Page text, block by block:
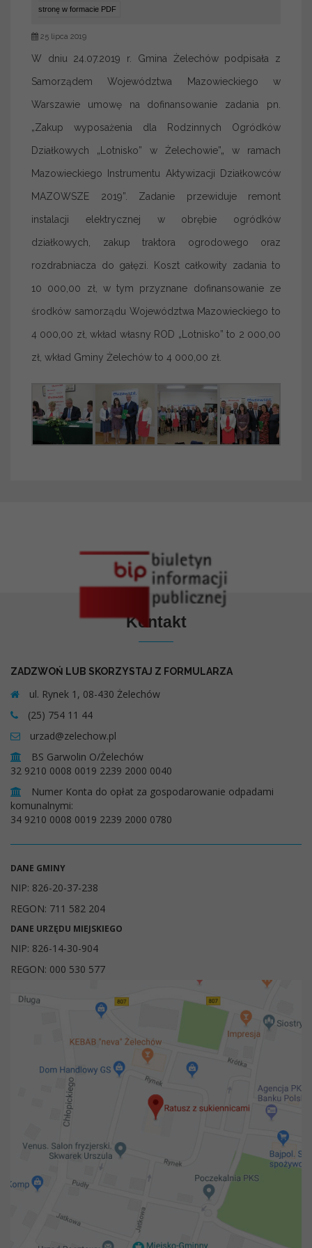
stronę w formacie PDF
25 lipca 2019
W dniu 24.07.2019 r. Gmina Żelechów podpisała z
Samorządem Województwa Mazowieckiego w
Warszawie umowę na dofinansowanie zadania pn.
„Zakup wyposażenia dla Rodzinnych Ogródków
Działkowych „Lotnisko” w Żelechowie”„ w ramach
Mazowieckiego Instrumentu Aktywizacji Działkowców
MAZOWSZE 2019”. Zadanie przewiduje remont
instalacji elektrycznej w obrębie ogródków
działkowych, zakup traktora ogrodowego oraz
rozdrabniacza do gałęzi. Koszt całkowity zadania to
10 000,00 zł, w tym przyznane dofinansowanie ze
środków samorządu Województwa Mazowieckiego to
4 000,00 zł, wkład własny ROD „Lotnisko” to 2 000,00
zł, wkład Gminy Żelechów to 4 000,00 zł.
Kontakt
ZADZWOŃ LUB SKORZYSTAJ Z FORMULARZA
ul. Rynek 1, 08-430 Żelechów
(25) 754 11 44
urzad@zelechow.pl
BS Garwolin O/Żelechów
32 9210 0008 0019 2239 2000 0040
Numer Konta do opłat za gospodarowanie odpadami
komunalnymi:
34 9210 0008 0019 2239 2000 0780
DANE GMINY
NIP: 826-20-37-238
REGON: 711 582 204
DANE URZĘDU MIEJSKIEGO
NIP: 826-14-30-904
REGON: 000 530 577